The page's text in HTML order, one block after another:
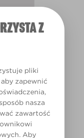
Z
pliki
zapewnić
nasza
zawartość
Aby
BĘDZIE